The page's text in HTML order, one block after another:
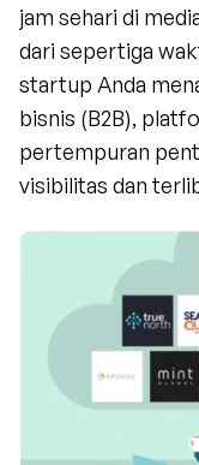
jam sehari di
dari sepertiga
startup Anda
bisnis (B2B),
pertempuran
visibilitas dan